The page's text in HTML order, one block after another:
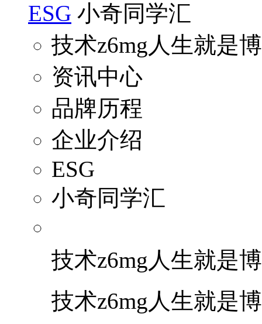
ESG 小奇同学汇
技术z6mg人生就是博
资讯中心
品牌历程
企业介绍
ESG
小奇同学汇
技术z6mg人生就是博
技术z6mg人生就是